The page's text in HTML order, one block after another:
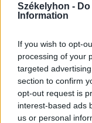
Székelyhon -
Information
If you wish to opt-
processing of your
targeted
section to confirm
opt-out request is
interest-based ads
us or personal